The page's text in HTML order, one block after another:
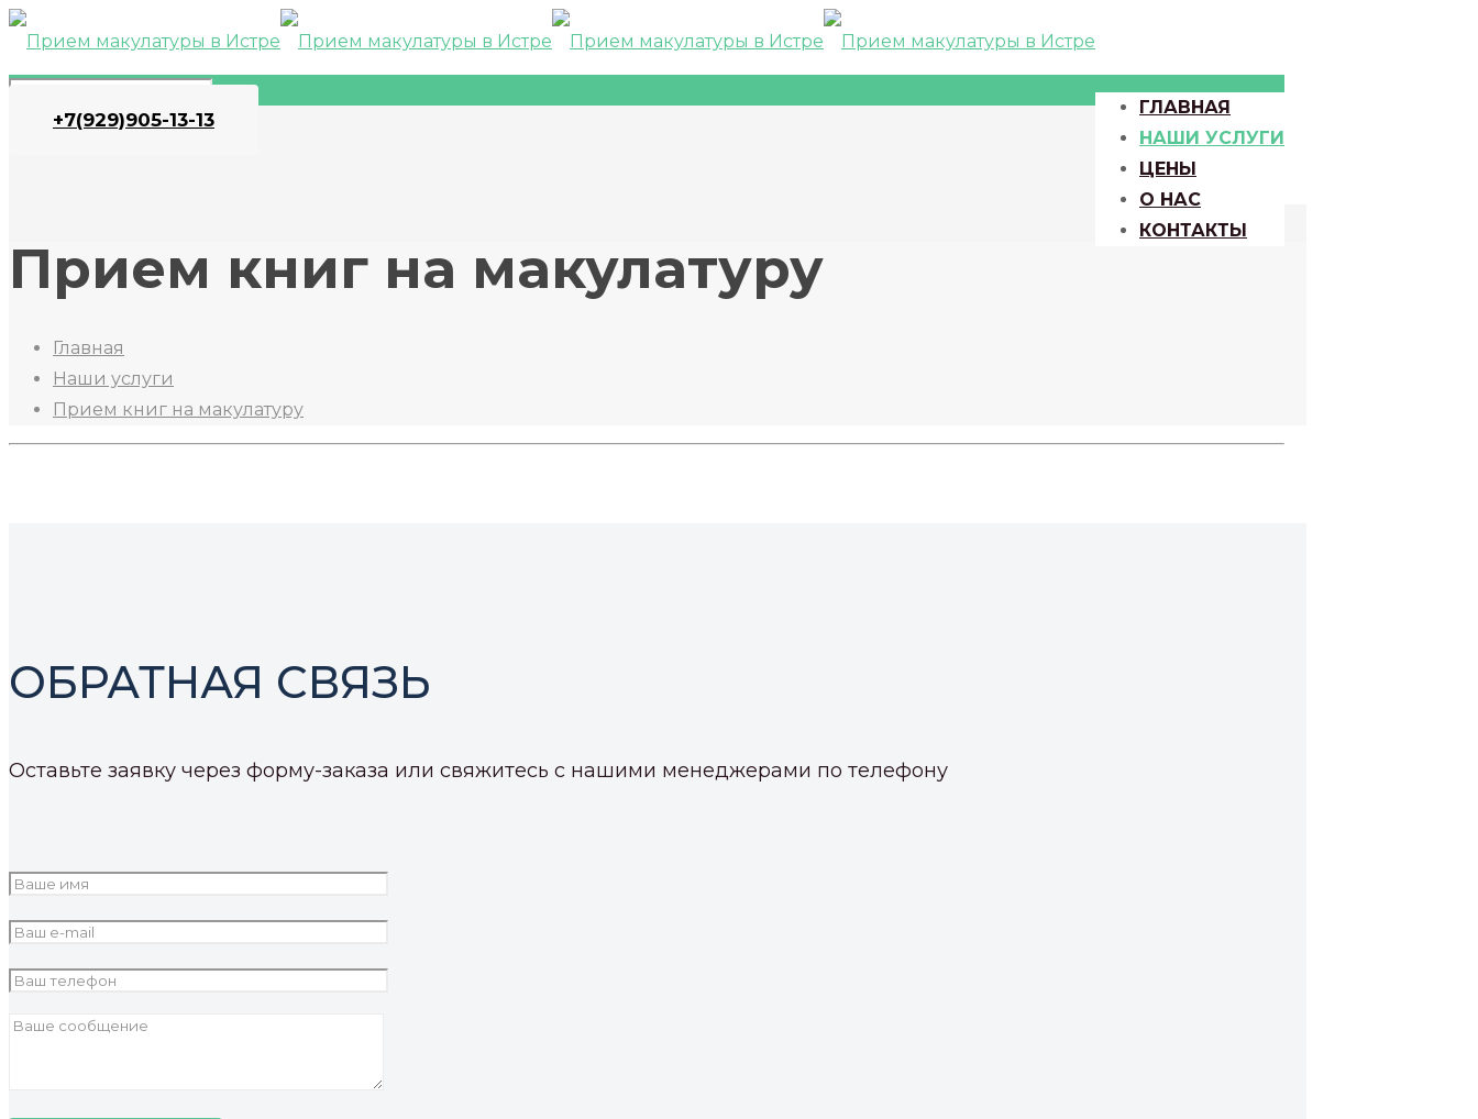
ГЛАВНАЯ
НАШИ УСЛУГИ
ЦЕНЫ
О НАС
КОНТАКТЫ
+7(929)905-13-13
Прием книг на макулатуру
Главная
Наши услуги
Прием книг на макулатуру
ОБРАТНАЯ СВЯЗЬ
Оставьте заявку через форму-заказа или свяжитесь с нашими менеджерами по телефону